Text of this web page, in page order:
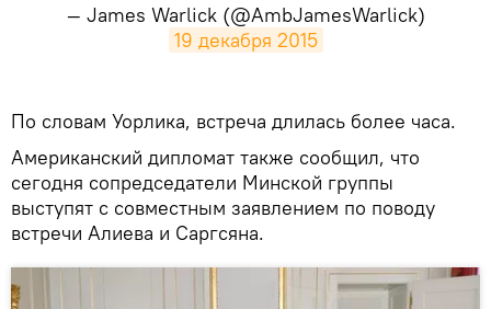
— James Warlick (@AmbJamesWarlick)
19 декабря 2015
По словам Уорлика, встреча длилась более часа.
Американский дипломат также сообщил, что
сегодня сопредседатели Минской группы
выступят с совместным заявлением по поводу
встречи Алиева и Саргсяна.